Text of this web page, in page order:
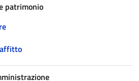
patrimonio
affitto